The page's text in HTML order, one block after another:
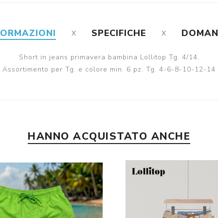
SPECIFICHE
Short in jeans primavera bambina Lollitop Tg. 4/14.
Assortimento per Tg. e colore min. 6 pz. Tg. 4-6-8-10-12-14
HANNO ACQUISTATO ANCHE